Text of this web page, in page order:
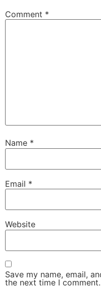
Comment *
Name *
Email *
Website
Save my name, email,
the next time I comment.